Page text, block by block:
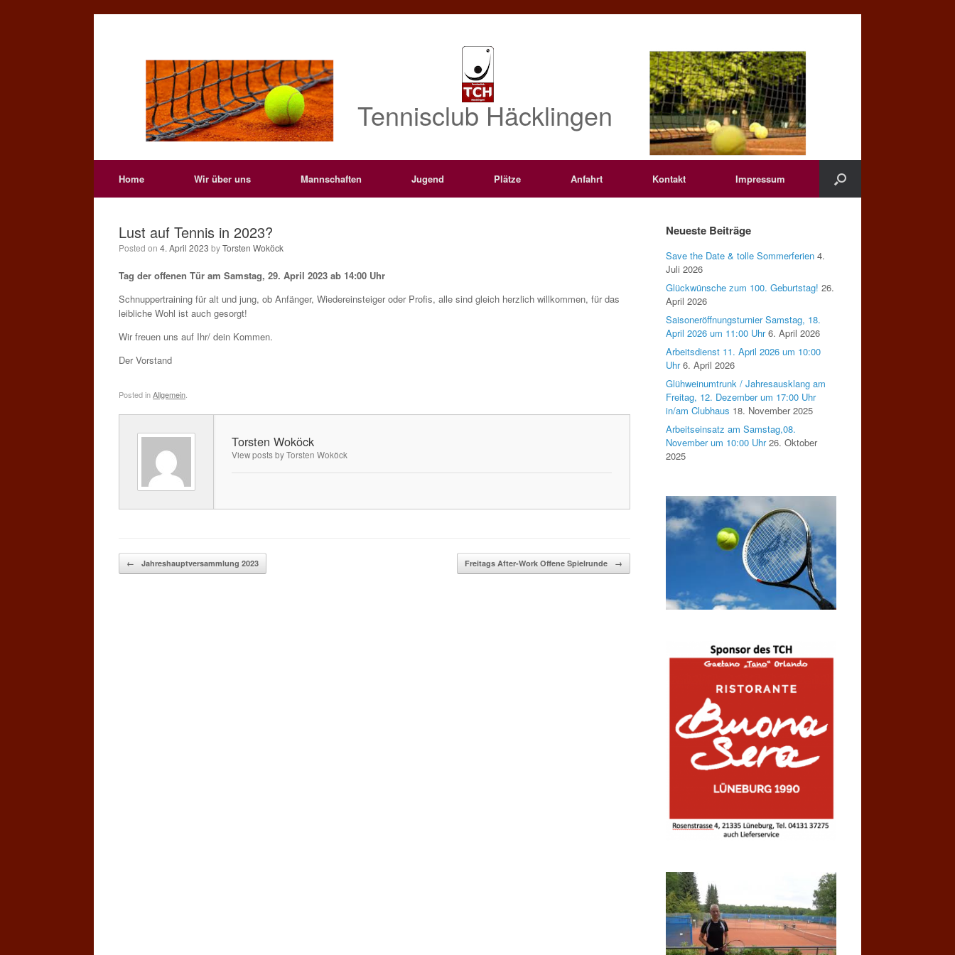
Tennisclub Häcklingen
Home Wir über uns Mannschaften Jugend Plätze Anfahrt Kontakt Impressum
Lust auf Tennis in 2023?
Posted on 4. April 2023 byTorsten Woköck
Tag der offenen Tür am Samstag, 29. April 2023 ab 14:00 Uhr
Schnuppertraining für alt und jung, ob Anfänger, Wiedereinsteiger oder Profis, alle sind gleich herzlich willkommen, für das
leibliche Wohl ist auch gesorgt!
Wir freuen uns auf Ihr/ dein Kommen.
Der Vorstand
Posted inAllgemein
Torsten Woköck
View posts by Torsten Woköck
Post navigation
← Jahreshauptversammlung 2023 Freitags After-Work Offene Spielrunde →
Neueste Beiträge
Save the Date & tolle Sommerferien 4.
Juli 2026
Glückwünsche zum 100. Geburtstag! 26.
April 2026
Saisoneröffnungsturnier Samstag, 18.
April 2026 um 11:00 Uhr 6. April 2026
Arbeitsdienst 11. April 2026 um 10:00
Uhr 6. April 2026
Glühweinumtrunk / Jahresausklang am
Freitag, 12. Dezember um 17:00 Uhr
in/am Clubhaus 18. November 2025
Arbeitseinsatz am Samstag,08.
November um 10:00 Uhr 26. Oktober
2025